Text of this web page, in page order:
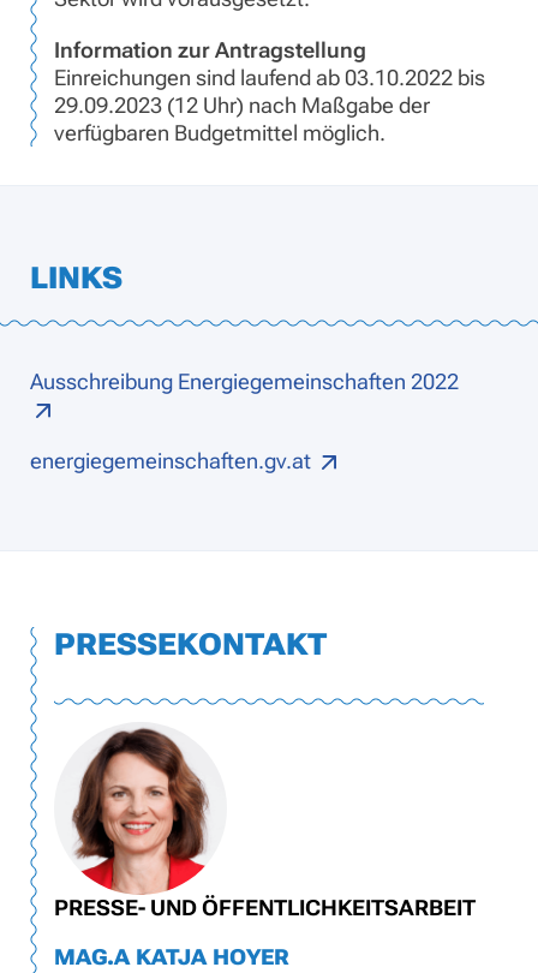
Information zur Antragstellung
Einreichungen sind laufend ab 03.10.2022 bis
29.09.2023 (12 Uhr) nach Maßgabe der
verfügbaren Budgetmittel möglich.
LINKS
Ausschreibung Energiegemeinschaften 2022
energiegemeinschaften.gv.at
PRESSEKONTAKT
PRESSE- UND ÖFFENTLICHKEITSARBEIT
MAG.A KATJA HOYER